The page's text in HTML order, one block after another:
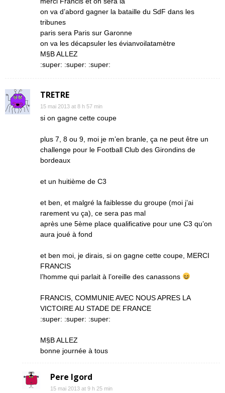
on va d’abord gagner la bataille du SdF dans les
tribunes
paris sera Paris sur Garonne
on va les décapsuler les évianvoilatamètre
M§B ALLEZ
:super: :super: :super:
TRETRE
15 mai 2013 at 8 h 57 min
si on gagne cette coupe
plus 7, 8 ou 9, moi je m’en branle, ça ne peut être un
challenge pour le Football Club des Girondins de
bordeaux
et un huitième de C3
et ben, et malgré la faiblesse du groupe (moi j’ai
rarement vu ça), ce sera pas mal
après une 5ème place qualificative pour une C3 qu’on
aura joué à fond
et ben moi, je dirais, si on gagne cette coupe, MERCI
FRANCIS
l’homme qui parlait à l’oreille des canassons
FRANCIS, COMMUNIE AVEC NOUS APRES LA
VICTOIRE AU STADE DE FRANCE
:super: :super: :super:
M§B ALLEZ
bonne journée à tous
Pere Igord
15 mai 2013 at 9 h 25 min